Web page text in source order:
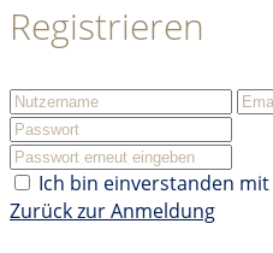
Registrieren
Ich bin einverstanden mit
Zurück zur Anmeldung